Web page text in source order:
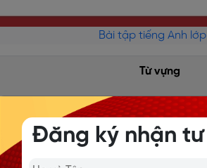
Bài tập tiếng Anh
Từ vựng
Đăng ký nhận